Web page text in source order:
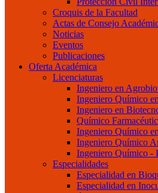
Croquis de la Facultad
Actas de Consejo
Noticias
Eventos
Publicaciones
Oferta Académica
Licenciaturas
Ingeniero en
Ingeniero Químico
Ingeniero en
Químico
Ingeniero Químico
Ingeniero Químico
Ingeniero Químico -
Especialidades
Especialidad en
Especialidad en